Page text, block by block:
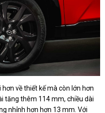
về thiết kế mà còn lớn hơn
tăng thêm 114 mm, chiều dài
nhỉnh hơn hơn 13 mm. Với